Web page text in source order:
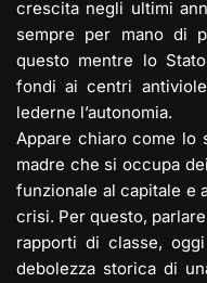
crescita negli ultimi
sempre per mano di
questo mentre lo
fondi ai centri
lederne l’autonomia.
Appare chiaro come lo
madre che si occupa
funzionale al capitale e
crisi. Per questo,
rapporti di classe,
debolezza storica di